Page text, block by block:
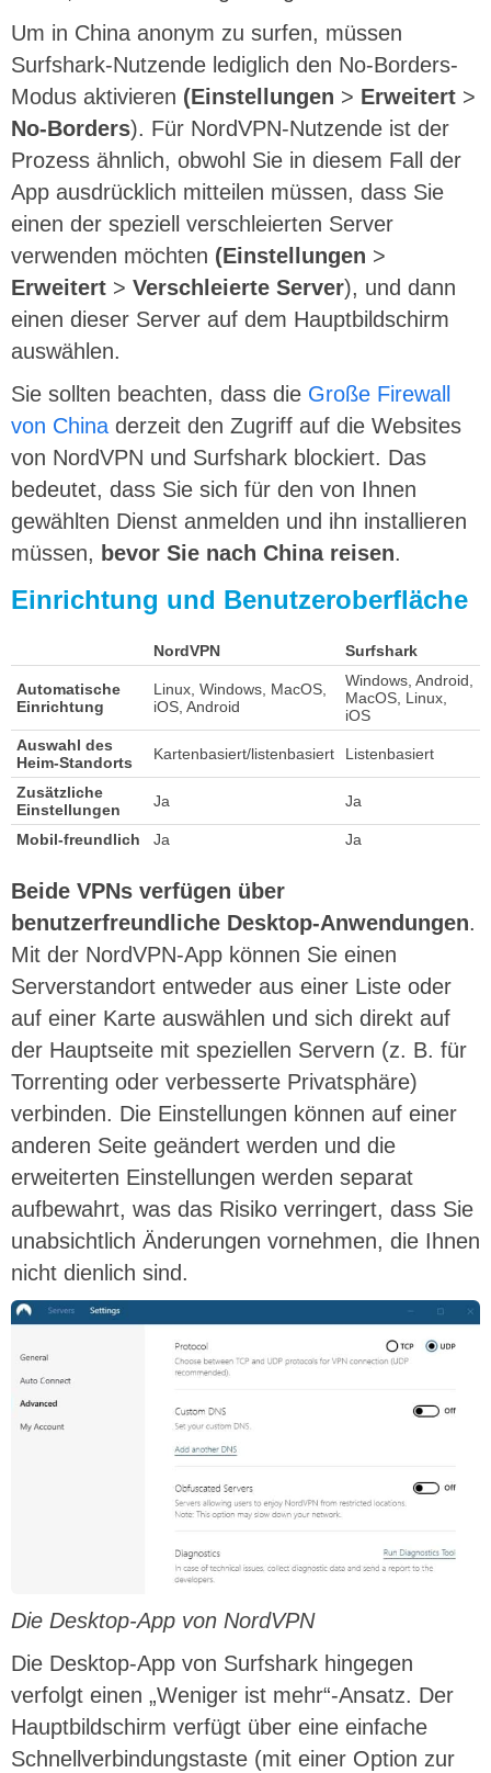
Um in China anonym zu surfen, müssen
Surfshark-Nutzende lediglich den No-Borders-
Modus aktivieren (Einstellungen > Erweitert >
No-Borders). Für NordVPN-Nutzende ist der
Prozess ähnlich, obwohl Sie in diesem Fall der
App ausdrücklich mitteilen müssen, dass Sie
einen der speziell verschleierten Server
verwenden möchten (Einstellungen >
Erweitert > Verschleierte Server), und dann
einen dieser Server auf dem Hauptbildschirm
auswählen.
Sie sollten beachten, dass die Große Firewall
von China derzeit den Zugriff auf die Websites
von NordVPN und Surfshark blockiert. Das
bedeutet, dass Sie sich für den von Ihnen
gewählten Dienst anmelden und ihn installieren
müssen, bevor Sie nach China reisen.
Einrichtung und Benutzeroberfläche
NordVPN Surfshark
Automatische
Einrichtung
Linux, Windows, MacOS,
iOS, Android
Windows, Android,
MacOS, Linux,
iOS
Auswahl des
Heim-Standorts
Kartenbasiert/listenbasiert Listenbasiert
Zusätzliche
Einstellungen
Ja Ja
Mobil-freundlich Ja Ja
Beide VPNs verfügen über
benutzerfreundliche Desktop-Anwendungen.
Mit der NordVPN-App können Sie einen
Serverstandort entweder aus einer Liste oder
auf einer Karte auswählen und sich direkt auf
der Hauptseite mit speziellen Servern (z. B. für
Torrenting oder verbesserte Privatsphäre)
verbinden. Die Einstellungen können auf einer
anderen Seite geändert werden und die
erweiterten Einstellungen werden separat
aufbewahrt, was das Risiko verringert, dass Sie
unabsichtlich Änderungen vornehmen, die Ihnen
nicht dienlich sind.
Die Desktop-App von NordVPN
Die Desktop-App von Surfshark hingegen
verfolgt einen „Weniger ist mehr“-Ansatz. Der
Hauptbildschirm verfügt über eine einfache
Schnellverbindungstaste (mit einer Option zur